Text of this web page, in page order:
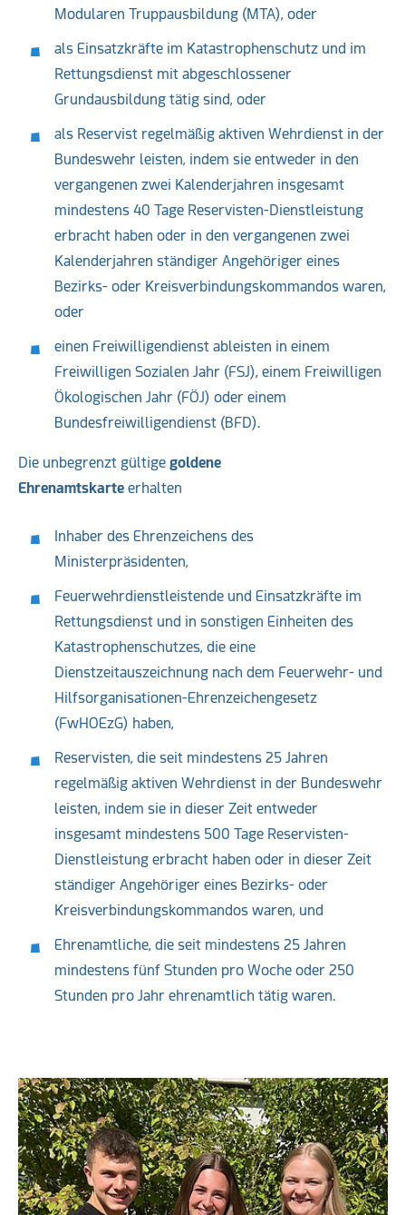
Modularen Truppausbildung (MTA), oder
als Einsatzkräfte im Katastrophenschutz und im
Rettungsdienst mit abgeschlossener
Grundausbildung tätig sind, oder
als Reservist regelmäßig aktiven Wehrdienst in der
Bundeswehr leisten, indem sie entweder in den
vergangenen zwei Kalenderjahren insgesamt
mindestens 40 Tage Reservisten-Dienstleistung
erbracht haben oder in den vergangenen zwei
Kalenderjahren ständiger Angehöriger eines
Bezirks- oder Kreisverbindungskommandos waren,
oder
einen Freiwilligendienst ableisten in einem
Freiwilligen Sozialen Jahr (FSJ), einem Freiwilligen
Ökologischen Jahr (FÖJ) oder einem
Bundesfreiwilligendienst (BFD).
Die unbegrenzt gültige goldene
Ehrenamtskarte erhalten
Inhaber des Ehrenzeichens des
Ministerpräsidenten,
Feuerwehrdienstleistende und Einsatzkräfte im
Rettungsdienst und in sonstigen Einheiten des
Katastrophenschutzes, die eine
Dienstzeitauszeichnung nach dem Feuerwehr- und
Hilfsorganisationen-Ehrenzeichengesetz
(FwHOEzG) haben,
Reservisten, die seit mindestens 25 Jahren
regelmäßig aktiven Wehrdienst in der Bundeswehr
leisten, indem sie in dieser Zeit entweder
insgesamt mindestens 500 Tage Reservisten-
Dienstleistung erbracht haben oder in dieser Zeit
ständiger Angehöriger eines Bezirks- oder
Kreisverbindungskommandos waren, und
Ehrenamtliche, die seit mindestens 25 Jahren
mindestens fünf Stunden pro Woche oder 250
Stunden pro Jahr ehrenamtlich tätig waren.